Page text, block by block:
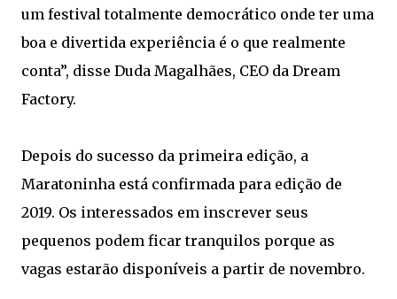
um festival totalmente democrático onde ter uma
boa e divertida experiência é o que realmente
conta”, disse Duda Magalhães, CEO da Dream
Factory.
Depois do sucesso da primeira edição, a
Maratoninha está confirmada para edição de
2019. Os interessados em inscrever seus
pequenos podem ficar tranquilos porque as
vagas estarão disponíveis a partir de novembro.